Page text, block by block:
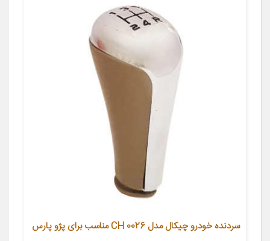
سردنده خودرو چیکال مدل CH 0026 مناسب برای پژو پارس